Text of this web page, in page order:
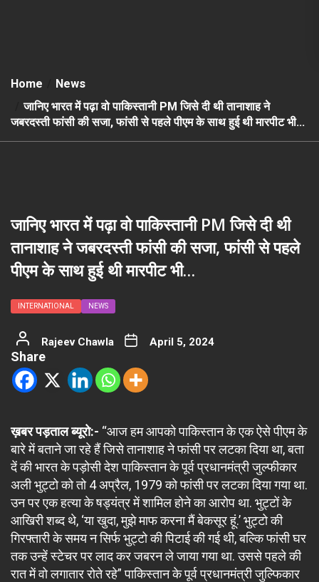
Home
News
जानिए भारत में पढ़ा वो पाकिस्तानी PM जिसे दी थी तानाशाह ने
जबरदस्ती फांसी की सजा, फांसी से पहले पीएम के साथ हुई थी मारपीट भी…
जानिए भारत में पढ़ा वो पाकिस्तानी PM जिसे दी थी
तानाशाह ने जबरदस्ती फांसी की सजा, फांसी से पहले
पीएम के साथ हुई थी मारपीट भी…
INTERNATIONAL NEWS
Rajeev Chawla April 5, 2024
Share
ख़बर पड़ताल ब्यूरो:- “आज हम आपको पाकिस्तान के एक ऐसे पीएम के
बारे में बताने जा रहे हैं जिसे तानाशाह ने फांसी पर लटका दिया था, बता
दें की भारत के पड़ोसी देश पाकिस्तान के पूर्व प्रधानमंत्री जुल्फीकार
अली भुट्टो को तो 4 अप्रैल, 1979 को फांसी पर लटका दिया गया था.
उन पर एक हत्या के षड्यंत्र में शामिल होने का आरोप था. भुट्टों के
आखिरी शब्द थे, ‘या खुदा, मुझे माफ करना मैं बेकसूर हूं.’ भुट्टो की
गिरफ्तारी के समय न सिर्फ भुट्टो की पिटाई की गई थी, बल्कि फांसी घर
तक उन्हें स्टेचर पर लाद कर जबरन ले जाया गया था. उससे पहले की
रात में वो लगातार रोते रहे” पाकिस्तान के पूर्व प्रधानमंत्री जुल्फिकार